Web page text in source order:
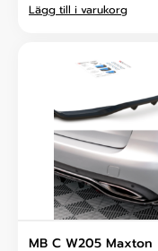
Lägg till i varukorg
MB C W205 Maxton